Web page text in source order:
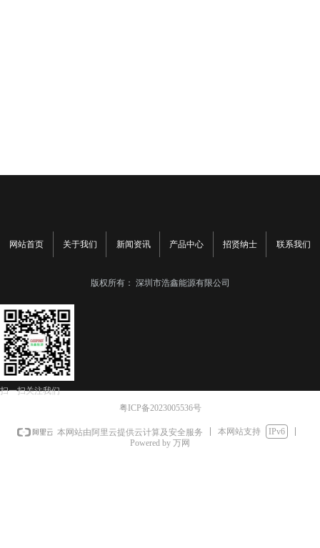
网站首页 关于我们 新闻资讯 产品中心 招贤纳士 联系我们
版权所有： 深圳市浩鑫能源有限公司
扫一扫关注我们
粤ICP备2023005536号
本网站由阿里云提供云计算及安全服务 本网站支持
IPv6
Powered by 万网